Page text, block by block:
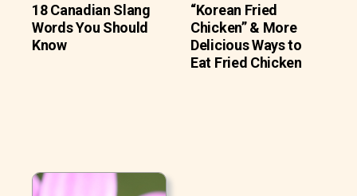
18 Canadian Slang
Words You Should
Know
“Korean Fried
Chicken” & More
Delicious Ways to
Eat Fried Chicken